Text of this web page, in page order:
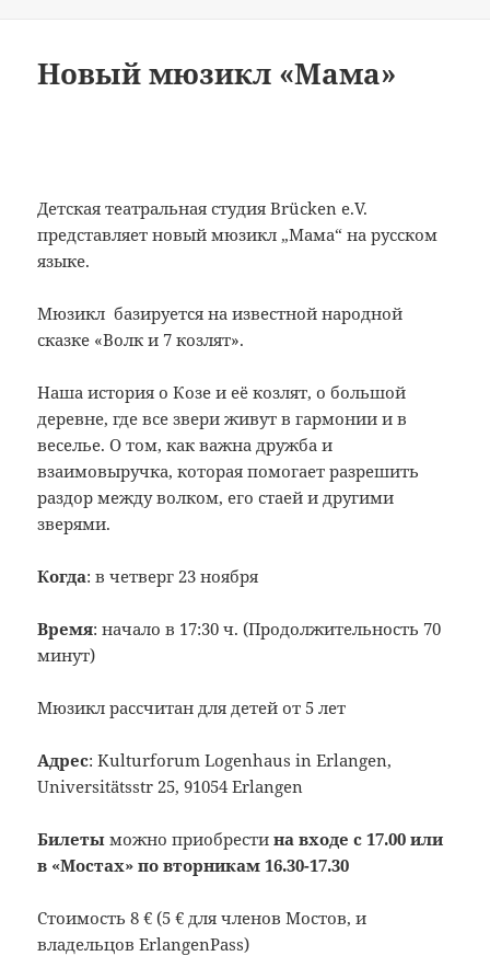
Новый мюзикл «Мама»
Детская театральная студия Brücken e.V.
представляет новый мюзикл „Мама“ на русском
языке.
Мюзикл базируется на известной народной
сказке «Волк и 7 козлят».
Наша история о Козе и её козлят, о большой
деревне, где все звери живут в гармонии и в
веселье. О том, как важна дружба и
взаимовыручка, которая помогает разрешить
раздор между волком, его стаей и другими
зверями.
Когда: в четверг 23 ноября
Время: начало в 17:30 ч. (Продолжительность 70
минут)
Мюзикл рассчитан для детей от 5 лет
Адрес: Kulturforum Logenhaus in Erlangen,
Universitätsstr 25, 91054 Erlangen
Билеты можно приобрестина входе c 17.00 или
в «Мостах» по вторникам 16.30-17.30
Стоимость 8 € (5 € для членов Мостов, и
владельцов ErlangenPass)